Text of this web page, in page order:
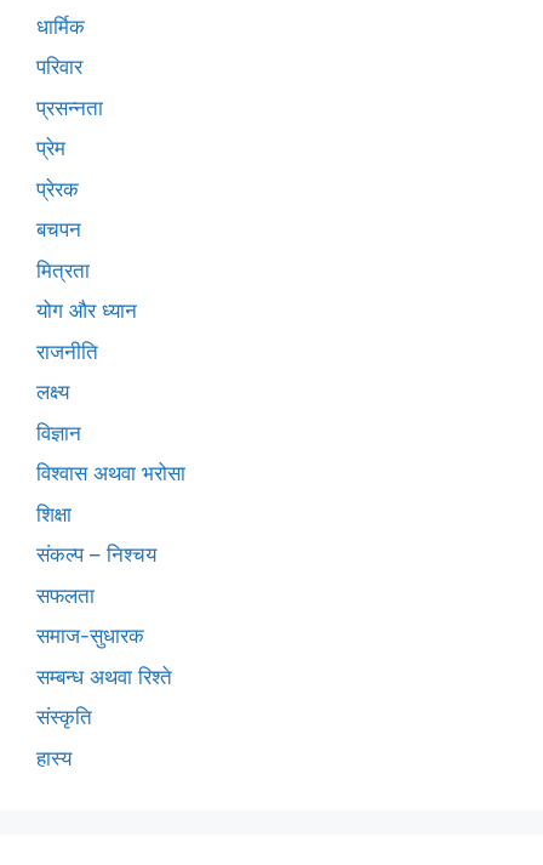
धार्मिक
परिवार
प्रसन्नता
प्रेम
प्रेरक
बचपन
मित्रता
योग और ध्यान
राजनीति
लक्ष्य
विज्ञान
विश्वास अथवा भरोसा
शिक्षा
संकल्प – निश्चय
सफलता
समाज-सुधारक
सम्बन्ध अथवा रिश्ते
संस्कृति
हास्य